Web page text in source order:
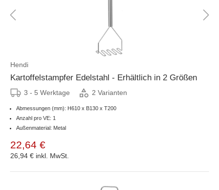
Hendi
Kartoffelstampfer Edelstahl - Erhältlich in 2 Größen
3 - 5 Werktage 2 Varianten
Abmessungen (mm): H610 x B130 x T200
Anzahl pro VE: 1
Außenmaterial: Metal
22,64 €
26,94 € inkl. MwSt.